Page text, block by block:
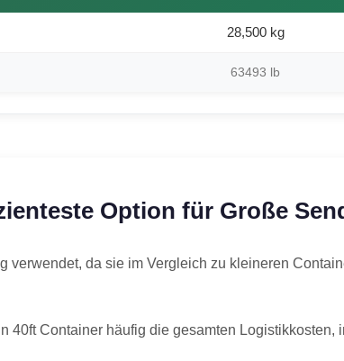
28,500 kg
63493 lb
Option für Große
da sie im Vergleich zu kleineren
40ft Container häufig die gesamten